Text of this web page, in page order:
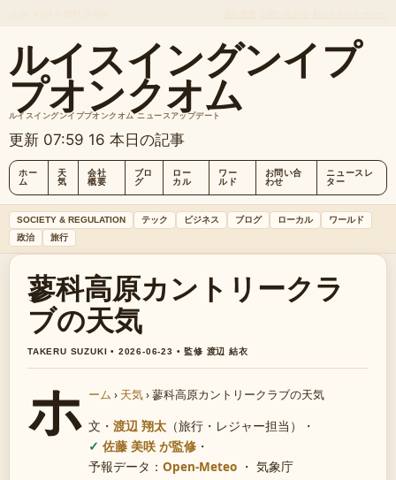
ルイスイングンイプ
プオンクオム
ルイスイングンイププオンクオム ニュースアップデート
更新 07:59 16 本日の記事
ホー
ム
天
気
会社
概要
ブロ
グ
ロー
カル
ワー
ルド
お問い合
わせ
ニュースレ
ター
SOCIETY & REGULATION テック ビジネス ブログ ローカル
ワールド
政治
旅行
蓼科高原カントリークラ
ブの天気
TAKERU SUZUKI • 2026-06-23 • 監修 渡辺 結衣
ホ ーム › 天気›蓼科高原カントリークラブの天気
文・ 渡辺 翔太 （旅行・レジャー担当）
・
佐藤 美咲 が監修 ・
予報データ： Open-Meteo ・ 気象庁